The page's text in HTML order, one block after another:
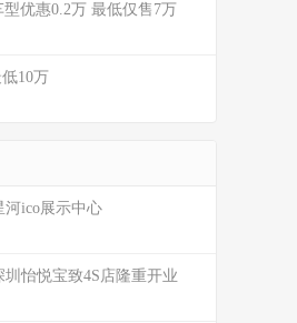
优惠0.2万 最低仅售7万
10万
河ico展示中心
怡悦宝致4S店隆重开业